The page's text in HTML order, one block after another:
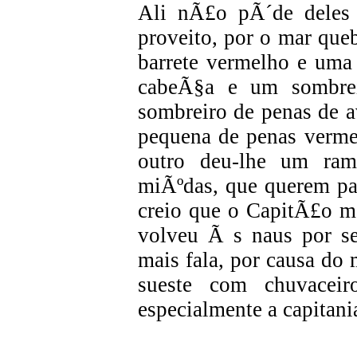
Ali nÃ£o pÃ´de deles
proveito, por o mar
barrete vermelho e
cabeÃ§a e um
sombreiro de penas de
pequena de penas
outro deu-lhe um
miÃºdas, que querem
creio que o CapitÃ£o
volveu Ã s naus por
mais fala, por causa do
sueste com
especialmente a